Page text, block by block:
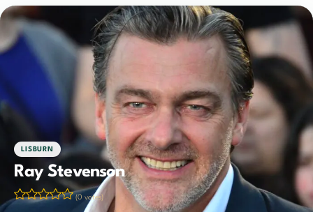
LISBURN
Ray Stevenson
(0 votes)